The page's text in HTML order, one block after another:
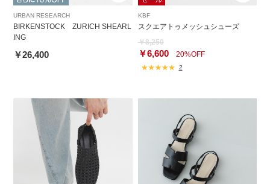
URBAN RESEARCH
BIRKENSTOCK ZURICH SHEARL
ING
￥26,400
KBF
スクエアトゥメッシュシューズ
￥8,250
￥6,60020%OFF
2